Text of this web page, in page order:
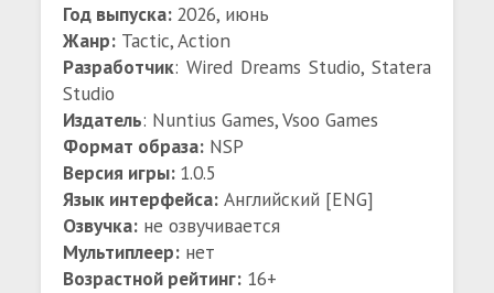
Год выпуска: 2026, июнь
Жанр: Tactic, Action
Разработчик: Wired Dreams Studio, Statera
Studio
Издатель: Nuntius Games, Vsoo Games
Формат образа: NSP
Версия игры: 1.0.5
Язык интерфейса: Английский [ENG]
Озвучка: не озвучивается
Мультиплеер: нет
Возрастной рейтинг: 16+